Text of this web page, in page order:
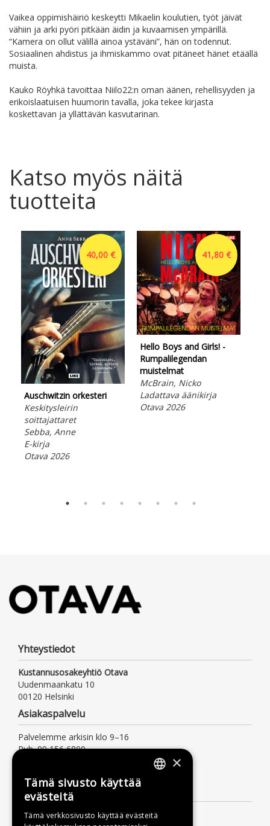
Vaikea oppimishäiriö keskeytti Mikaelin koulutien, työt jäivät
vähiin ja arki pyöri pitkään äidin ja kuvaamisen ympärillä.
“Kamera on ollut välillä ainoa ystäväni”, hän on todennut.
Sosiaalinen ahdistus ja ihmiskammo ovat pitäneet hänet etäällä
muista.
Kauko Röyhkä tavoittaa Niilo22:n oman äänen, rehellisyyden ja
erikoislaatuisen huumorin tavalla, joka tekee kirjasta
koskettavan ja yllättävän kasvutarinan.
Katso myös näitä
tuotteita
40,00 €
Auschwitzin orkesteri
Keskitysleirin
soittajattaret
Sebba, Anne
E-kirja
Otava 2026
41,80 €
Hello Boys and Girls! -
Rumpalilegendan
muistelmat
McBrain, Nicko
Ladattava äänikirja
Otava 2026
Yhteystiedot
Kustannusosakeyhtiö Otava
Uudenmaankatu 10
00120 Helsinki
Asiakaspalvelu
Palvelemme arkisin klo 9–16
Puh. 09 156 6800
Lisätietoa
Toimitusehdot
×
Tämä sivusto käyttää
evästeitä
Tämä verkkosivusto käyttää evästeitä